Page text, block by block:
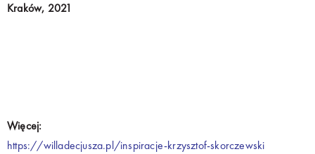
Kraków, 2021
Więcej:
https://willadecjusza.pl/inspiracje-krzysztof-skorczewski